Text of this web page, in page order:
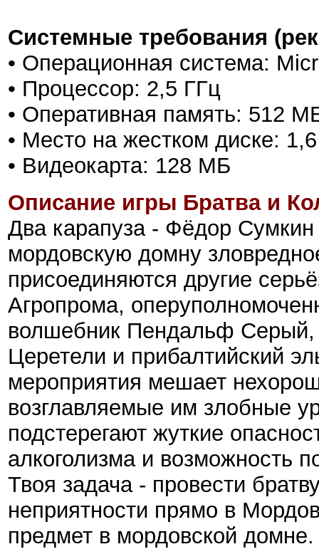
Системные требования
• Операционная система:
• Процессор: 2,5 ГГц
• Оперативная память: 512
• Место на жестком диске:
• Видеокарта: 128 МБ
Описание игры Братва и
Два карапуза - Фёдор
мордовскую домну
присоединяются другие
Агропрома,
волшебник Пендальф Серый,
Церетели и прибалтийский
мероприятия мешает
возглавляемые им злобные
подстерегают жуткие
алкоголизма и возможность
Твоя задача - провести
неприятности прямо в
предмет в мордовской домне.